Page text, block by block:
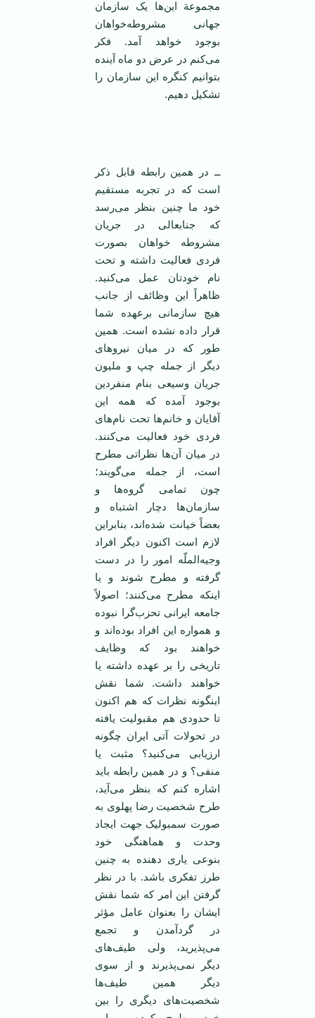
مجموعة این‌ها یک سازمان
جهانی مشروطه‌خواهان
بوجود خواهد آمد. فکر
می‌کنم در عرض دو ماه آینده
بتوانیم کنگره این سازمان را
تشکیل دهیم.
ــ در همین رابطه قابل ذکر
است که در تجربه مستقیم
خود ما چنین بنظر می‌رسد
که جنابعالی در جریان
مشروطه خواهان بصورت
فردی فعالیت داشته و تحت
نام خودتان عمل می‌کنید.
ظاهراً این وظائف از جانب
هیچ سازمانی برعهده شما
قرار داده نشده است. همین
طور که در میان نیروهای
دیگر از جمله چپ و ملیون
جریان وسیعی بنام منفردین
بوجود آمده که همه این
آقایان و خانم‌ها تحت نام‌های
فردی خود فعالیت می‌کنند.
در میان آن‌ها نظراتی مطرح
است، از جمله می‌گویند؛
چون تمامی گروه‌ها و
سازمان‌ها دچار اشتباه و
بعضاً خیانت شده‌اند، بنابراین
لازم است اکنون دیگر افراد
وجیه‌الملّه امور را در دست
گرفته و مطرح شوند و یا
اینکه مطرح می‌کنند؛ اصولاً
جامعه ایرانی تحزب‌گرا نبوده
و همواره این افراد بوده‌اند و
خواهند بود که وظایف
تاریخی را بر عهده داشته یا
خواهند داشت. شما نقش
اینگونه نظرات که هم اکنون
تا حدودی هم مقبولیت یافته
در تحولات آتی ایران چگونه
ارزیابی می‌کنید؟ مثبت یا
منفی؟ و در همین رابطه باید
اشاره کنم که بنظر می‌آید،
طرح شخصیت رضا پهلوی به
صورت سمبولیک جهت ایجاد
وحدت و هماهنگی خود
بنوعی یاری دهنده به چنین
طرز تفکری باشد. با در نظر
گرفتن این امر که شما نقش
ایشان را بعنوان عامل مؤثر
در گردآمدن و تجمع
می‌پذیرید، ولی طیف‌های
دیگر نمی‌پذیرند و از سوی
دیگر همین طیف‌ها
شخصیت‌های دیگری را بین